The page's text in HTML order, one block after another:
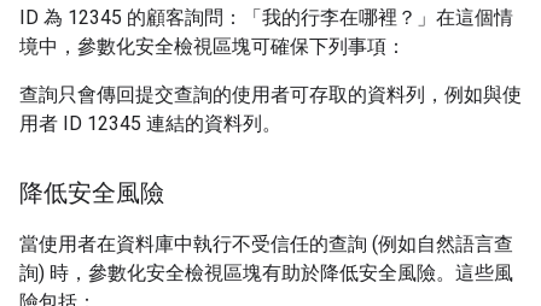
ID 為 12345 的顧客詢問：「我的行李在哪裡？」在這個情
境中，參數化安全檢視區塊可確保下列事項：
查詢只會傳回提交查詢的使用者可存取的資料列，例如與使
用者 ID 12345 連結的資料列。
降低安全風險
當使用者在資料庫中執行不受信任的查詢 (例如自然語言查
詢) 時，參數化安全檢視區塊有助於降低安全風險。這些風